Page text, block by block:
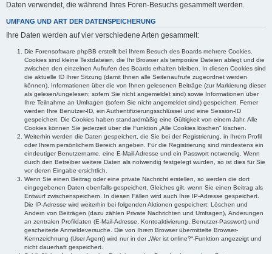
Daten verwendet, die während Ihres Foren-Besuchs gesammelt werden.
UMFANG UND ART DER DATENSPEICHERUNG
Ihre Daten werden auf vier verschiedene Arten gesammelt:
Die Forensoftware phpBB erstellt bei Ihrem Besuch des Boards mehrere Cookies.
Cookies sind kleine Textdateien, die Ihr Browser als temporäre Dateien ablegt und die
zwischen den einzelnen Aufrufen des Boards erhalten bleiben. In diesen Cookies sind
die aktuelle ID Ihrer Sitzung (damit Ihnen alle Seitenaufrufe zugeordnet werden
können), Informationen über die von Ihnen gelesenen Beiträge (zur Markierung dieser
als gelesen/ungelesen; sofern Sie nicht angemeldet sind) sowie Informationen über
Ihre Teilnahme an Umfragen (sofern Sie nicht angemeldet sind) gespeichert. Ferner
werden Ihre Benutzer-ID, ein Authentifizierungsschlüssel und eine Session-ID
gespeichert. Die Cookies haben standardmäßig eine Gültigkeit von einem Jahr. Alle
Cookies können Sie jederzeit über die Funktion „Alle Cookies löschen“ löschen.
Weiterhin werden die Daten gespeichert, die Sie bei der Registrierung, in Ihrem Profil
oder Ihrem persönlichem Bereich angeben. Für die Registrierung sind mindestens ein
eindeutiger Benutzername, eine E-Mail-Adresse und ein Passwort notwendig. Wenn
durch den Betreiber weitere Daten als notwendig festgelegt wurden, so ist dies für Sie
vor deren Eingabe ersichtlich.
Wenn Sie einen Beitrag oder eine private Nachricht erstellen, so werden die dort
eingegebenen Daten ebenfalls gespeichert. Gleiches gilt, wenn Sie einen Beitrag als
Entwurf zwischenspeichern. In diesen Fällen wird auch Ihre IP-Adresse gespeichert.
Die IP-Adresse wird weiterhin bei folgenden Aktionen gespeichert: Löschen und
Ändern von Beiträgen (dazu zählen Private Nachrichten und Umfragen), Änderungen
an zentralen Profildaten (E-Mail-Adresse, Kontoaktivierung, Benutzer-Passwort) und
gescheiterte Anmeldeversuche. Die von Ihrem Browser übermittelte Browser-
Kennzeichnung (User Agent) wird nur in der „Wer ist online?“-Funktion angezeigt und
nicht dauerhaft gespeichert.